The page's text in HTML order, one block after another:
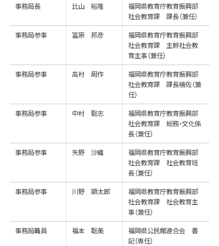
事務局長
比山 裕隆
福岡県教育庁教育振興部
社会教育課 課長（兼任）
事務局参事
冨原 邦彦
福岡県教育庁教育振興部
社会教育課 主幹社会教
育主事（兼任）
事務局参事
高村 周作
福岡県教育庁教育振興部
社会教育課 課長補佐（兼
任）
事務局参事
中村 聡志
福岡県教育庁教育振興部
社会教育課 総務・文化係
長（兼任）
事務局参事
矢野 沙織
福岡県教育庁教育振興部
社会教育課 社会教育班
長（兼任）
事務局参事
川野 顕太郎
福岡県教育庁教育振興部
社会教育課 社会教育主
事（兼任）
事務局職員
福本 聡美
福岡県公民館連合会 書
記（専任）